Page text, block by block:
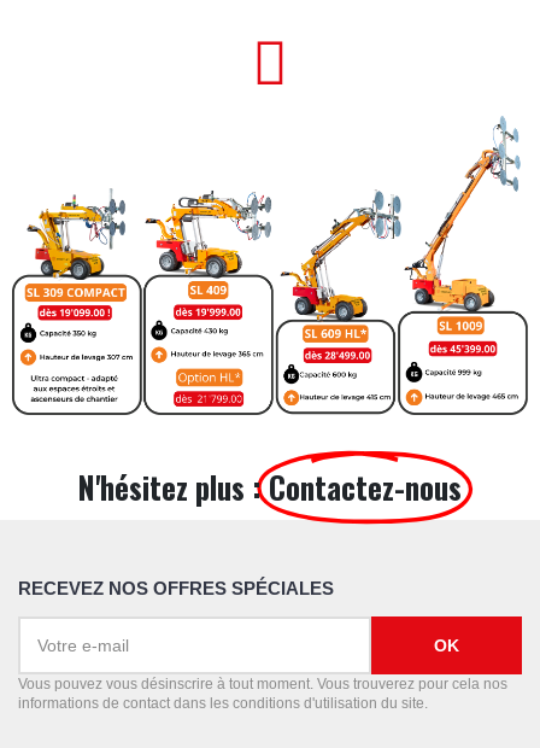
N'hésitez plus :Contactez-nous
RECEVEZ NOS OFFRES SPÉCIALES
Vous pouvez vous désinscrire à tout moment. Vous trouverez pour cela nos
informations de contact dans les conditions d'utilisation du site.